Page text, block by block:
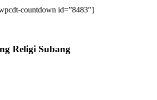
countdown id=”8483″]
Religi Subang